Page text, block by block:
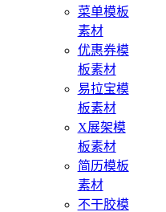
菜单模板
素材
优惠券模
板素材
易拉宝模
板素材
X展架模
板素材
简历模板
素材
不干胶模